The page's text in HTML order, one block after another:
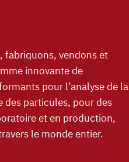
fabriquons, vendons et
innovante de
pour l’analyse de la
des particules, pour des
et en production,
le monde entier.